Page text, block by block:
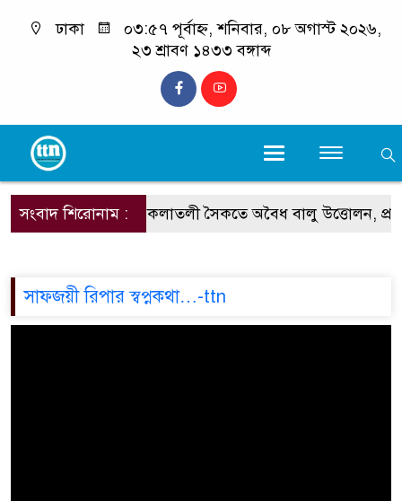
ঢাকা
০৩:৫৭ পূর্বাহ্ন, শনিবার, ০৮ অগাস্ট ২০২৬,
২৩ শ্রাবণ ১৪৩৩ বঙ্গাব্দ
সংবাদ শিরোনাম : কলাতলী সৈকতে অবৈধ বালু উত্তোলন,
সাফজয়ী রিপার স্বপ্নকথা…-ttn